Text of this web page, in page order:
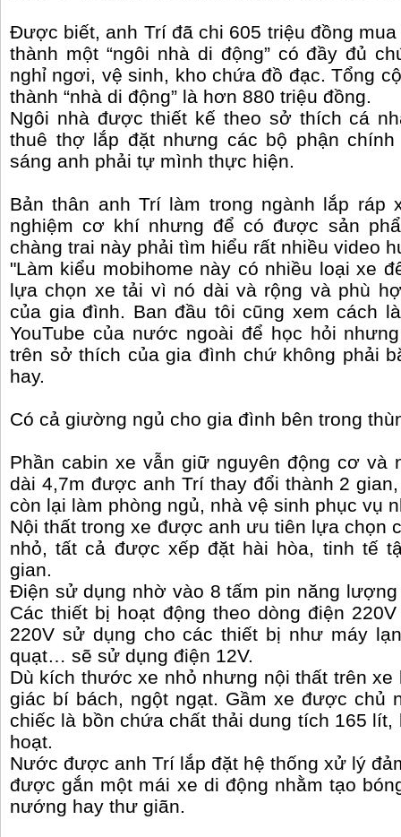
Được biết, anh Trí đã chi 605 triệu đồng
thành một “ngôi nhà di động” có đầy đủ
nghỉ ngơi, vệ sinh, kho chứa đồ đạc. Tổng
thành “nhà di động” là hơn 880 triệu đồng.
Ngôi nhà được thiết kế theo sở thích cá
thuê thợ lắp đặt nhưng các bộ phận
sáng anh phải tự mình thực hiện.
Bản thân anh Trí làm trong ngành lắp ráp
nghiệm cơ khí nhưng để có được sản
chàng trai này phải tìm hiểu rất nhiều video
"Làm kiểu mobihome này có nhiều loại xe
lựa chọn xe tải vì nó dài và rộng và phù
của gia đình. Ban đầu tôi cũng xem cách
YouTube của nước ngoài để học hỏi
trên sở thích của gia đình chứ không phải
hay.
Có cả giường ngủ cho gia đình bên trong
Phần cabin xe vẫn giữ nguyên động cơ và
dài 4,7m được anh Trí thay đổi thành 2
còn lại làm phòng ngủ, nhà vệ sinh phục vụ
Nội thất trong xe được anh ưu tiên lựa chọn
nhỏ, tất cả được xếp đặt hài hòa, tinh tế
gian.
Điện sử dụng nhờ vào 8 tấm pin năng
Các thiết bị hoạt động theo dòng điện
220V sử dụng cho các thiết bị như máy
quạt… sẽ sử dụng điện 12V.
Dù kích thước xe nhỏ nhưng nội thất trên xe
giác bí bách, ngột ngạt. Gầm xe được chủ
chiếc là bồn chứa chất thải dung tích 165
hoạt.
Nước được anh Trí lắp đặt hệ thống xử lý
được gắn một mái xe di động nhằm tạo
nướng hay thư giãn.